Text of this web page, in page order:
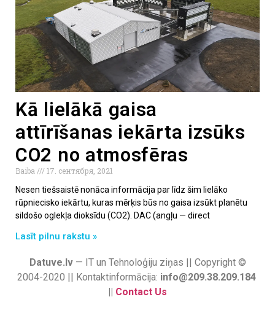
Kā lielākā gaisa
attīrīšanas iekārta izsūks
CO2 no atmosfēras
Baiba
17. сентября, 2021
Nesen tiešsaistē nonāca informācija par līdz šim lielāko
rūpniecisko iekārtu, kuras mērķis būs no gaisa izsūkt planētu
sildošo oglekļa dioksīdu (CO2). DAC (angļu — direct
Lasīt pilnu rakstu »
Datuve.lv— IT un Tehnoloģiju ziņas || Copyright ©
2004-2020 || Kontaktinformācija: info@209.38.209.184
|| Contact Us